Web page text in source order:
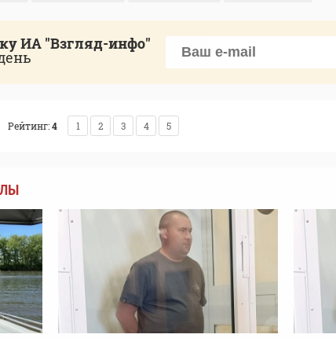
ИА "Взгляд-инфо"
Рейтинг:4 1 2 3 4 5